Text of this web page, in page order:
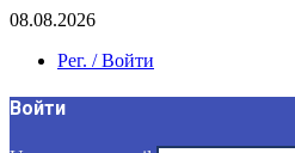
08.08.2026
Рег. / Войти
Войти